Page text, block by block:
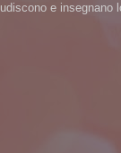
e insegnano